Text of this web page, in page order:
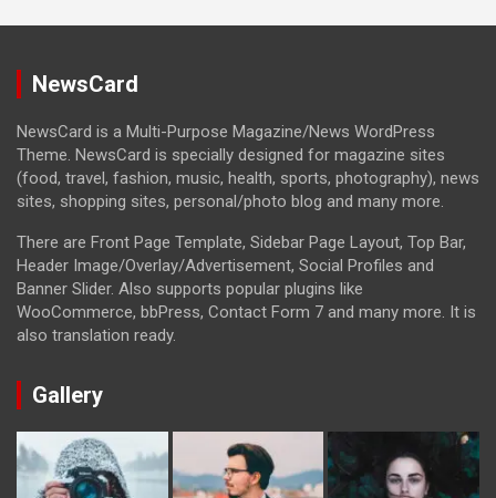
NewsCard
NewsCard is a Multi-Purpose Magazine/News WordPress
Theme. NewsCard is specially designed for magazine sites
(food, travel, fashion, music, health, sports, photography), news
sites, shopping sites, personal/photo blog and many more.
There are Front Page Template, Sidebar Page Layout, Top Bar,
Header Image/Overlay/Advertisement, Social Profiles and
Banner Slider. Also supports popular plugins like
WooCommerce, bbPress, Contact Form 7 and many more. It is
also translation ready.
Gallery